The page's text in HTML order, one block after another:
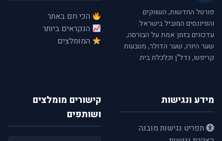
פורטל החדשות, השווקים
והפיננסים המוביל בישראל.
עדכונים בזמן אמת על הבורסה,
שער היורו, שער הדולר, מטבעות
קריפטו, נדל"ן וכלכלת בית.
הכי חם באתר
הנקראים ביותר
המומלצים
מידע ונגישות
תפריט נגישות מובנה
קישורים מומלצים
ושותפים